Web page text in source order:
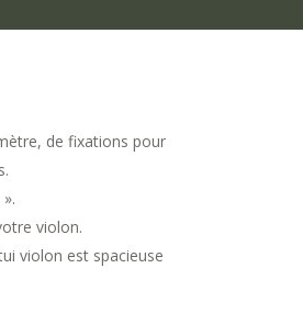
de fixations pour
violon.
violon est spacieuse